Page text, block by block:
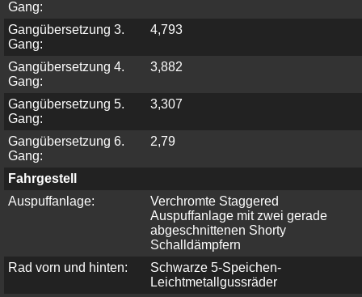
Gang:
Gangübersetzung 3.
Gang:
4,793
Gangübersetzung 4.
Gang:
3,882
Gangübersetzung 5.
Gang:
3,307
Gangübersetzung 6.
Gang:
2,79
Fahrgestell
Auspuffanlage:
Verchromte Staggered
Auspuffanlage mit zwei gerade
abgeschnittenen Shorty
Schalldämpfern
Rad vorn und hinten:
Schwarze 5-Speichen-
Leichtmetallgussräder